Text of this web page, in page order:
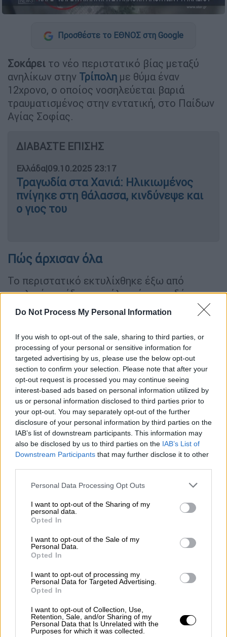
Do Not Process My Personal Information
If you wish to opt-out of the sale, sharing to third parties, or
processing of your personal or sensitive information for
targeted advertising by us, please use the below opt-out
section to confirm your selection. Please note that after your
opt-out request is processed you may continue seeing
interest-based ads based on personal information utilized by
us or personal information disclosed to third parties prior to
your opt-out. You may separately opt-out of the further
disclosure of your personal information by third parties on the
IAB’s list of downstream participants. This information may
also be disclosed by us to third parties on the IAB’s List of
Downstream Participants that may further disclose it to other
Please note that this website/app uses one or more Google
not limited to your visit or usage behaviour. You may click to
grant or deny consent to Google and its third-party tags to
use your data for below specified purposes in below Google
consent section.
Personal Data Processing Opt Outs
I want to opt-out of the Sharing of my
personal data.
Opted In
I want to opt-out of the Sale of my
Personal Data.
Opted In
I want to opt-out of processing my
Personal Data for Targeted Advertising.
Opted In
I want to opt-out of Collection, Use,
Retention, Sale, and/or Sharing of my
Personal Data that Is Unrelated with the
Purposes for which it was collected.
Προσθέστε το ΕΘΝΟΣ στη Google
Σοκάρει το νέο περιστατικό βίας μεταξύ
ανηλίκων στην Τρίπολη με θύμα έναν
12χρονο, ο οποίος νοσηλεύεται βαριά
τραυματισμένος στην εντατική, στο Παίδων
Αγίας Σοφίας.
ΔΙΑΒΑΣΤΕ ΕΠΙΣΗΣ
Ελλάδα|09.10.2025 23:17
Τραγωδία στα Χανιά: Ηλικιωμένος
πνίγηκε στη θάλασσα, κινδύνεψε και
ο γιος του
Πώς άρχισαν όλα
Το περιστατικό εκτυλίχθηκε έξω από
σχολική μονάδα της πόλης, όταν οι δύο
μαθητές λογομάχησαν έντονα, με αφορμή —
σύμφωνα με πληροφορίες— προσβλητικά
σχόλια που ακούστηκαν για μια κοπέλα, φίλη
ενός εκ των δύο.
Ο καβγάς ξέφυγε από κάθε έλεγχο, με
αποτέλεσμα να βγει μαχαίρι μήκους 10
εκατοστών και να σημειωθούν σοβαροί
τραυματισμοί
Πάνω στην πάλη, σύμφωνα με τις Αρχές, ο
13χρονος που φέρεται να δέχθηκε πρώτος
την επίθεση, πήρε το ίδιο μαχαίρι και
κάρφωσε τον 12χρονο στον σβέρκο και στην
πλάτη.
Το βίντεο ντοκουμέντο
βίντεο
φως η τηλεόραση του Star φαίνεται ο
13χρονος να κυνηγά τον 12χρονο με μαχαίρι,
ζητά συγγνώμη. Λίγα μέτρα πιο κάτω τον
ρίχνει στο έδαφος και τον καρφώνει με το
μαχαίρι.